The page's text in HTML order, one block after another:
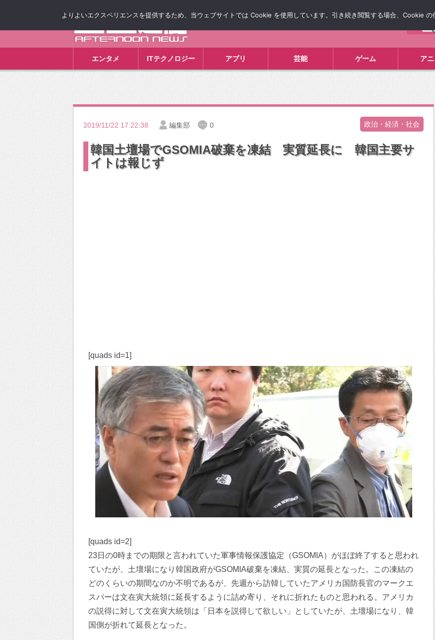
エンタメ ITテクノロジー アプリ 芸能 ゲーム アニ
2019/11/22 17:22:38 編集部 0 政治・経済・社会
韓国土壇場でGSOMIA破棄を凍結 実質延長に 韓国主要サ
イトは報じず
[quads id=1]
[quads id=2]
23日の0時までの期限と言われていた軍事情報保護協定（GSOMIA）がほぼ終了すると思われ
ていたが、土壇場になり韓国政府がGSOMIA破棄を凍結、実質の延長となった。この凍結の
どのくらいの期間なのか不明であるが、先週から訪韓していたアメリカ国防長官のマークエ
スパーは文在寅大統領に延長するように詰め寄り、それに折れたものと思われる。アメリカ
の説得に対して文在寅大統領は「日本を説得して欲しい」としていたが、土壇場になり、韓
国側が折れて延長となった。
よりよいエクスペリエンスを提供するため、当ウェブサイトでは Cookie を使用しています。引き続き閲覧する場合、Cookie の